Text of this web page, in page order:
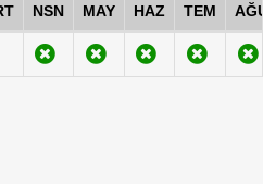
NSN MAY HAZ TEM